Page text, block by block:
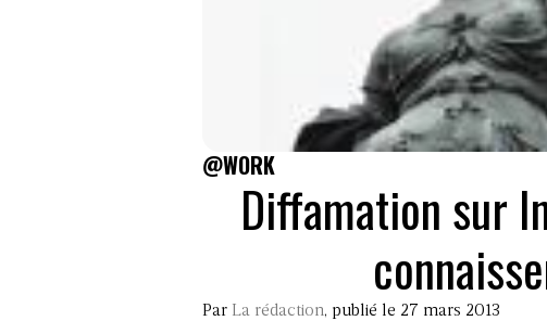
@WORK
Diffamation sur
Par La rédaction, publié le 27 mars 2013